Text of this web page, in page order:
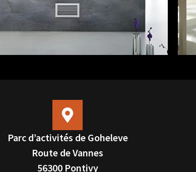
Parc d’activités de Goheleve
Route de Vannes
56300 Pontivy